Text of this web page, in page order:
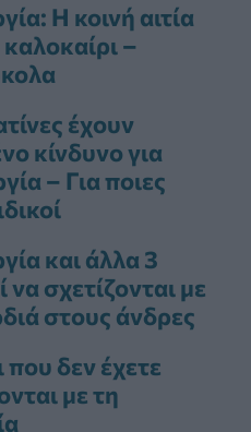
Η κοινή αιτία
–
έχουν
κίνδυνο για
– Για ποιες
και άλλα 3
σχετίζονται με
στους άνδρες
δεν έχετε
με τη